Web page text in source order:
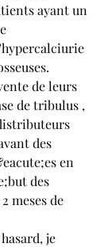
ayant un
de leurs
de tribulus ,
des
en
des
meses de
je